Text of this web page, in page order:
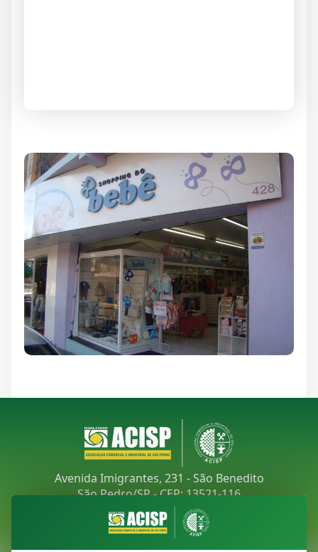
Avenida Imigrantes, 231 - São Benedito
São Pedro/SP - CEP: 13521-116
Telefone:(19) 3481-9030
acisp@acispsaopedro.com.br